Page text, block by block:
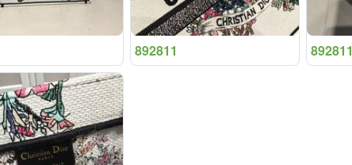
892811 892811